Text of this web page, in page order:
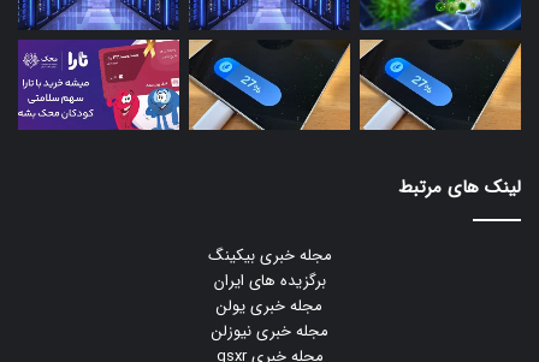
لینک های مرتبط
مجله خبری بیکینگ
برگزیده های ایران
مجله خبری یولن
مجله خبری نیوزلن
مجله خبری gsxr